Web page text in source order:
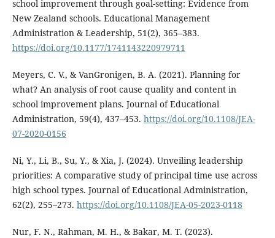
school improvement through goal-setting: Evidence from
New Zealand schools. Educational Management
Administration & Leadership, 51(2), 365–383.
https://doi.org/10.1177/1741143220979711
Meyers, C. V., & VanGronigen, B. A. (2021). Planning for
what? An analysis of root cause quality and content in
school improvement plans. Journal of Educational
Administration, 59(4), 437–453. https://doi.org/10.1108/JEA-
07-2020-0156
Ni, Y., Li, B., Su, Y., & Xia, J. (2024). Unveiling leadership
priorities: A comparative study of principal time use across
high school types. Journal of Educational Administration,
62(2), 255–273. https://doi.org/10.1108/JEA-05-2023-0118
Nur, F. N., Rahman, M. H., & Bakar, M. T. (2023).